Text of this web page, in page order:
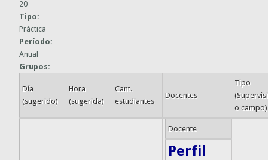
20
Tipo:
Práctica
Período:
Anual
Grupos:
Día
(sugerido)
Hora
(sugerida)
Cant.
estudiantes
Docentes
Tipo
o campo)
Docente
Perfil